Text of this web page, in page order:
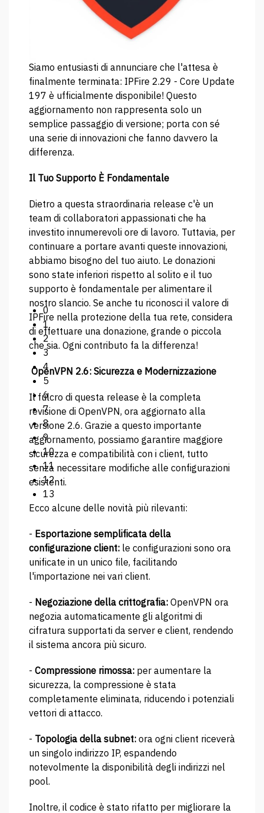
0
1
2
3
4
5
6
7
8
9
10
11
12
13
Siamo entusiasti di annunciare che l'attesa è
finalmente terminata: IPFire 2.29 - Core Update
197 è ufficialmente disponibile! Questo
aggiornamento non rappresenta solo un
semplice passaggio di versione; porta con sé
una serie di innovazioni che fanno davvero la
differenza.
Il Tuo Supporto È Fondamentale
Dietro a questa straordinaria release c'è un
team di collaboratori appassionati che ha
investito innumerevoli ore di lavoro. Tuttavia, per
continuare a portare avanti queste innovazioni,
abbiamo bisogno del tuo aiuto. Le donazioni
sono state inferiori rispetto al solito e il tuo
supporto è fondamentale per alimentare il
nostro slancio. Se anche tu riconosci il valore di
IPFire nella protezione della tua rete, considera
di effettuare una donazione, grande o piccola
che sia. Ogni contributo fa la differenza!
OpenVPN 2.6: Sicurezza e Modernizzazione
Il fulcro di questa release è la completa
revisione di OpenVPN, ora aggiornato alla
versione 2.6. Grazie a questo importante
aggiornamento, possiamo garantire maggiore
sicurezza e compatibilità con i client, tutto
senza necessitare modifiche alle configurazioni
esistenti.
Ecco alcune delle novità più rilevanti:
- Esportazione semplificata della
configurazione client: le configurazioni sono ora
unificate in un unico file, facilitando
l'importazione nei vari client.
- Negoziazione della crittografia: OpenVPN ora
negozia automaticamente gli algoritmi di
cifratura supportati da server e client, rendendo
il sistema ancora più sicuro.
- Compressione rimossa: per aumentare la
sicurezza, la compressione è stata
completamente eliminata, riducendo i potenziali
vettori di attacco.
- Topologia della subnet: ora ogni client riceverà
un singolo indirizzo IP, espandendo
notevolmente la disponibilità degli indirizzi nel
pool.
Inoltre, il codice è stato rifatto per migliorare la